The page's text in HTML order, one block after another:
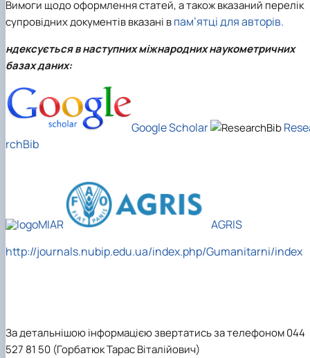
Вимоги щодо оформлення статей,а також вказаний перелік
супровідних документіввказані впам’ятці для авторів.
ндексується в наступних міжнародних наукометричних
базах даних:
Google Scholar
rchBib
MIAR
AGRIS
http://journals.nubip.edu.ua/index.php/Gumanitarni/index
За детальнішою інформацією звертатись за телефоном 044
527 81 50 (Горбатюк Тарас Віталійович)